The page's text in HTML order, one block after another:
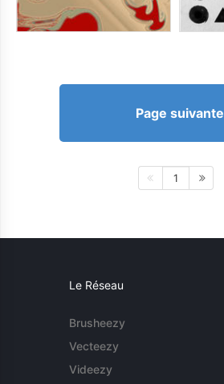
Page suivante
1
Le Réseau
Brusheezy
Vecteezy
Videezy